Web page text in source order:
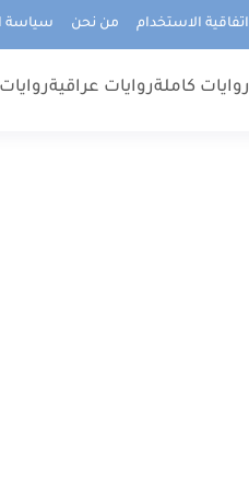
اتفاقية الاستخدام من نحن سياسة
روايات كاملةروايات عراقية